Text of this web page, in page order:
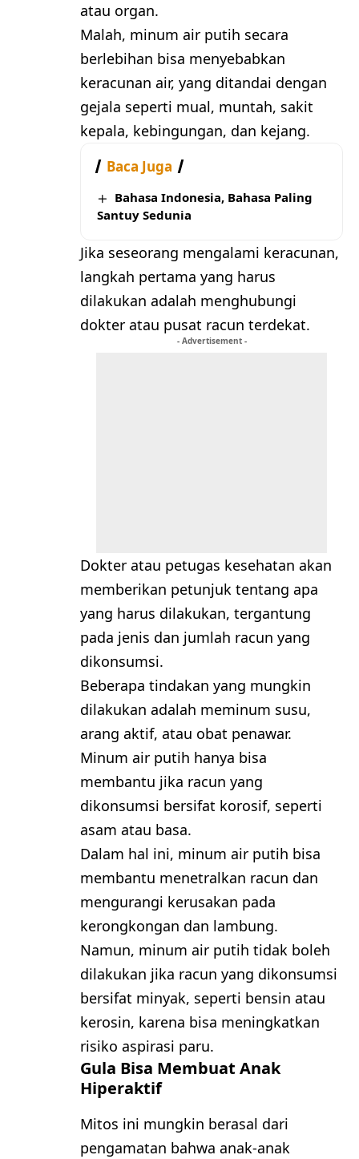
atau organ.
Malah, minum air putih secara
berlebihan bisa menyebabkan
keracunan air, yang ditandai dengan
gejala seperti mual, muntah, sakit
kepala, kebingungan, dan kejang.
Baca Juga
Bahasa Indonesia, Bahasa Paling
Santuy Sedunia
Jika seseorang mengalami keracunan,
langkah pertama yang harus
dilakukan adalah menghubungi
dokter atau pusat racun terdekat.
- Advertisement -
Dokter atau petugas kesehatan akan
memberikan petunjuk tentang apa
yang harus dilakukan, tergantung
pada jenis dan jumlah racun yang
dikonsumsi.
Beberapa tindakan yang mungkin
dilakukan adalah meminum susu,
arang aktif, atau obat penawar.
Minum air putih hanya bisa
membantu jika racun yang
dikonsumsi bersifat korosif, seperti
asam atau basa.
Dalam hal ini, minum air putih bisa
membantu menetralkan racun dan
mengurangi kerusakan pada
kerongkongan dan lambung.
Namun, minum air putih tidak boleh
dilakukan jika racun yang dikonsumsi
bersifat minyak, seperti bensin atau
kerosin, karena bisa meningkatkan
risiko aspirasi paru.
Gula Bisa Membuat Anak
Hiperaktif
Mitos ini mungkin berasal dari
pengamatan bahwa anak-anak